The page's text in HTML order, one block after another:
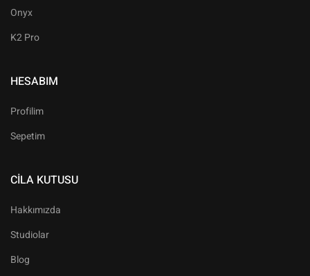
Onyx
K2 Pro
HESABIM
Profilim
Sepetim
CILA KUTUSU
Hakkımızda
Studiolar
Blog